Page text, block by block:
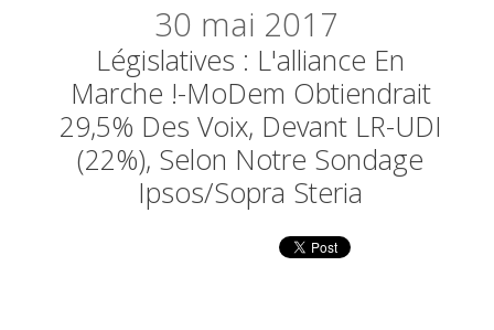
30 mai 2017
Législatives : L'alliance En
Marche !-MoDem Obtiendrait
29,5% Des Voix, Devant LR-UDI
(22%), Selon Notre Sondage
Ipsos/Sopra Steria